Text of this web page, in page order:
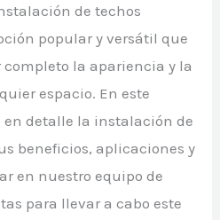
de techos
popular y versátil que
la apariencia y la
espacio. En este
detalle la instalación de
beneficios, aplicaciones y
en nuestro equipo de
para llevar a cabo este